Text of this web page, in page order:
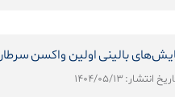
بالینی اولین واکسن
انتشار: ۱۴۰۴/۰۵/۱۳